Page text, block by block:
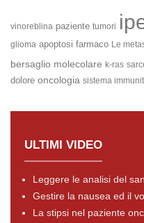
vinoreblina paziente tumori
glioma apoptosi farmaco Le
bersaglio molecolare k-ras
dolore oncologia sistema
ULTIMI VIDEO
Leggere le analisi del
Gestire la nausea ed il
La stipsi nel paziente